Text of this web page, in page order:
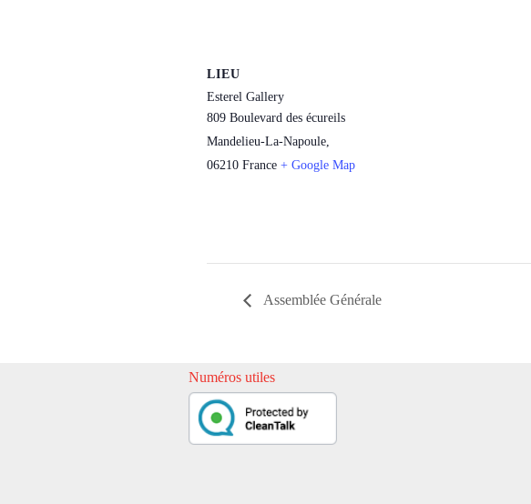
LIEU
Esterel Gallery
809 Boulevard des écureils
Mandelieu-La-Napoule,
06210 France + Google Map
Assemblée Générale
Numéros utiles